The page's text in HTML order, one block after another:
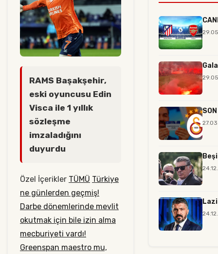
RAMS Başakşehir,
eski oyuncusu Edin
Visca ile 1 yıllık
sözleşme
imzaladığını
duyurdu
Özel İçerikler TÜMÜ Türkiye
ne günlerden geçmiş!
Darbe dönemlerinde mevlit
okutmak için bile izin alma
mecburiyeti vardı!
Greenspan maestro mu,